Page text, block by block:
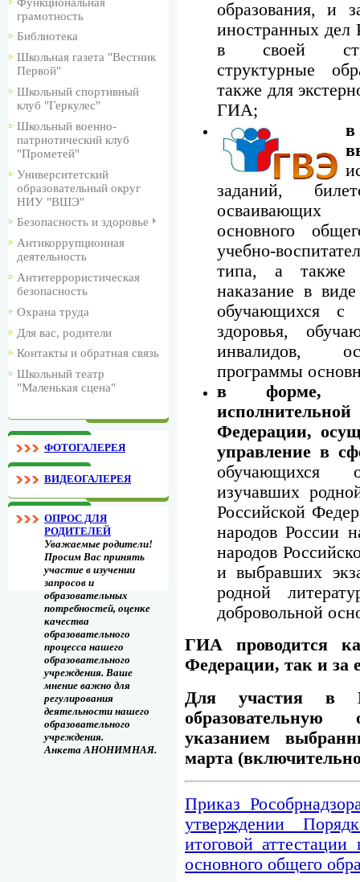
грамотность
Библиотека
Школьная газета "Вестник
Первой"
Школьный спортивный
клуб "Геркулес"
Школьный военно-
патриотический клуб
"Прометей"
Университетский
образовательный округ
НИУ "ВШЭ"
Безопасность и здоровье
Антикоррупционная
деятельность
Антитеррористическая
безопасность
Охрана труда
Для вас, родители
Контакты и обратная связь
Школьный театр
"Маленькая сцена"
ФОТОГАЛЕРЕЯ
ВИДЕОГАЛЕРЕЯ
ОПРОС ДЛЯ
РОДИТЕЛЕЙ
Уважаемые родители!
Просим Вас принять
участие в изучении
запросов и
образовательных
потребностей, оценке
качества
образовательного
процесса нашего
образовательного
учреждения. Ваше
мнение важно для
регулирования
деятельности нашего
образовательного
учреждения.
Анкета АНОНИМНАЯ.
образования, и
иностранных
в своей
структурные
также для
ГИА;
заданий,
осваивающих
основного
учебно-
типа, а также
наказание в
обучающихся с
здоровья,
инвалидов,
программы
в форме,
Федерации,
управление в
обучающихся
изучавших
Российской
народов России
народов
и выбравших
родной
добровольной
ГИА проводится
Федерации, так и за
Для участия в
указанием
марта
Приказ
утверждении
итоговой
основного общего